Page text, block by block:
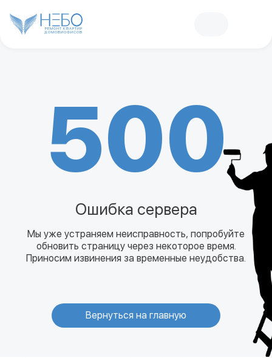
РЕМОНТ КВАРТИР
ДОМОВИОФИСОВ
500
Ошибка сервера
Мы уже устраняем неисправность, попробуйте
обновить страницу через некоторое время.
Приносим извинения за временные неудобства.
Вернуться на главную